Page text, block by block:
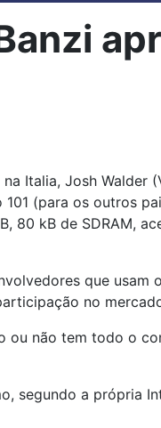
Italia, Josh Walder
(para os outros
80 kB de SDRAM,
que
no
ou não tem todo o
segundo a própria